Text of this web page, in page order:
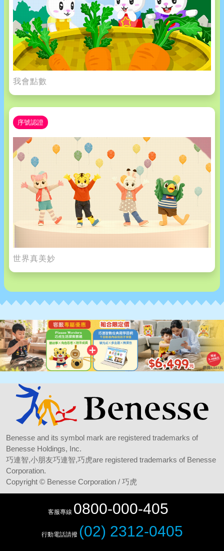
我會點數
序號認證
世界真美妙
Benesse and its symbol mark are registered trademarks of
Benesse Holdings, Inc.
巧連智,小朋友巧連智,巧虎are registered trademarks of Benesse
Corporation.
Copyright © Benesse Corporation / 巧虎
客服專線 0800-000-405
行動電話請撥 (02) 2312-0405